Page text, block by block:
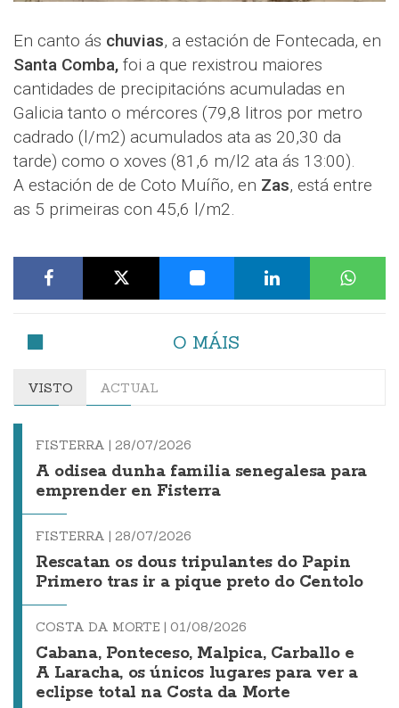
En canto ás chuvias, a estación de Fontecada, en
Santa Comba, foi a que rexistrou maiores
cantidades de precipitacións acumuladas en
Galicia tanto o mércores (79,8 litros por metro
cadrado (l/m2) acumulados ata as 20,30 da
tarde) como o xoves (81,6 m/l2 ata ás 13:00).
A estación de de Coto Muíño, en Zas, está entre
as 5 primeiras con 45,6 l/m2.
O MÁIS
VISTO ACTUAL
FISTERRA | 28/07/2026
A odisea dunha familia senegalesa para
emprender en Fisterra
FISTERRA | 28/07/2026
Rescatan os dous tripulantes do Papin
Primero tras ir a pique preto do Centolo
COSTA DA MORTE | 01/08/2026
Cabana, Ponteceso, Malpica, Carballo e
A Laracha, os únicos lugares para ver a
eclipse total na Costa da Morte